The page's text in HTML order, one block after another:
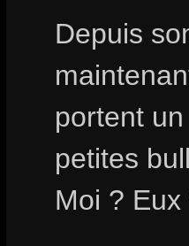
Depuis
portent
petites
Moi ? Eux